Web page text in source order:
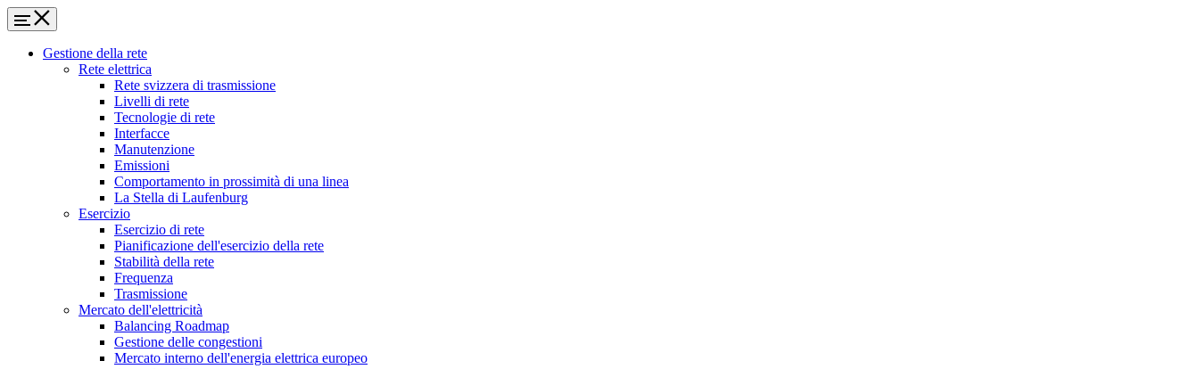
Gestione della rete
Rete elettrica
Rete svizzera di trasmissione
Livelli di rete
Tecnologie di rete
Interfacce
Manutenzione
Emissioni
Comportamento in prossimità di una linea
La Stella di Laufenburg
Esercizio
Esercizio di rete
Pianificazione dell'esercizio della rete
Stabilità della rete
Frequenza
Trasmissione
Mercato dell'elettricità
Balancing Roadmap
Gestione delle congestioni
Mercato interno dell'energia elettrica europeo